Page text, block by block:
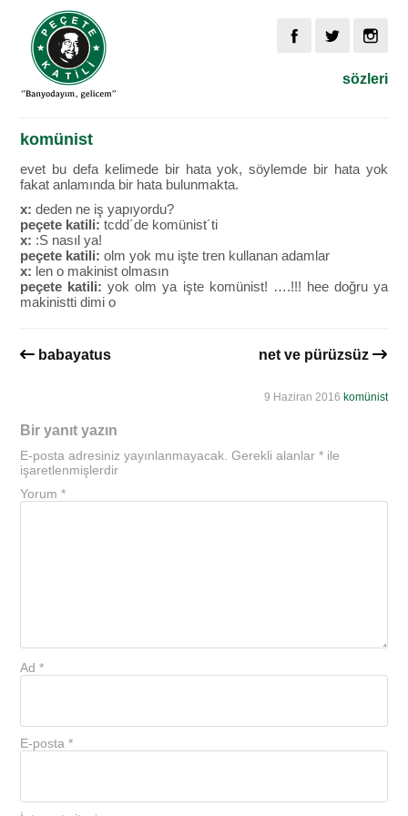
sözleri
komünist
evet bu defa kelimede bir hata yok, söylemde bir hata yok
fakat anlamında bir hata bulunmakta.
x:deden ne iş yapıyordu?
peçete katili: tcdd´de komünist´ti
x: :S nasıl ya!
peçete katili:olm yok mu işte tren kullanan adamlar
x: len o makinist olmasın
peçete katili: yok olm ya işte komünist! ….!!! hee doğru ya
makinistti dimi o
babayatus net ve pürüzsüz
9 Haziran 2016 komünist
Bir yanıt yazın
E-posta adresiniz yayınlanmayacak. Gerekli alanlar* ile
işaretlenmişlerdir
Yorum*
Ad*
E-posta*